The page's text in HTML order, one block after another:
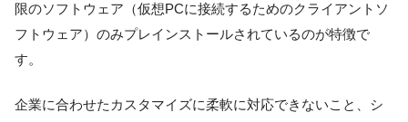
限のソフトウェア（仮想PCに接続するためのクライアントソ
フトウェア）のみプレインストールされているのが特徴で
す。
企業に合わせたカスタマイズに柔軟に対応できないこと、シ